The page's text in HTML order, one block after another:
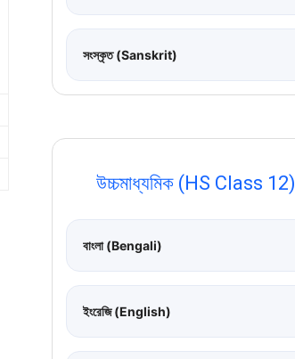
সংস্কৃত (Sanskrit)
উচ্চমাধ্যমিক (HS Class 12)
বাংলা (Bengali)
ইংরেজি (English)